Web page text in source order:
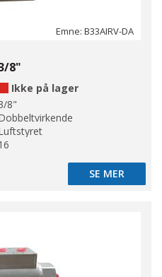
Emne: B33AIRV-DA
8"
Ikke på lager
8"
SE MER
SE MER